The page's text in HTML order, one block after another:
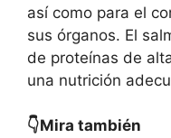
así como para el
sus órganos. El
de proteínas de
una nutrición
👇Mira también